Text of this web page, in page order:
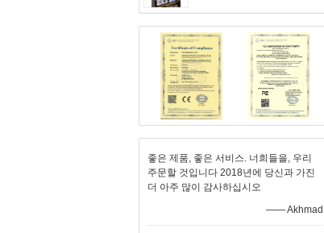
좋은 제품, 좋은 서비스. 너희들을, 우리
주문할 것입니다 2018년에 당신과 가진
더 아주 많이 감사하십시오
—— Akhmad